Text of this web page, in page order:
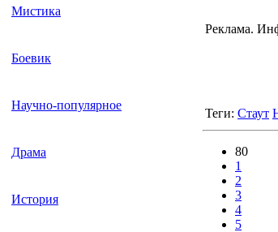
Мистика
Боевик
Научно-популярное
Драма
История
Реклама.
Теги: Стаут
80
1
2
3
4
5